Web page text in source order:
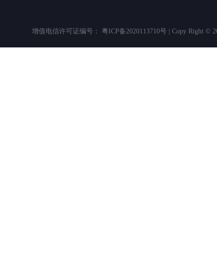
增值电信许可证编号： 粤ICP备2020113710号 | Copy Right ©